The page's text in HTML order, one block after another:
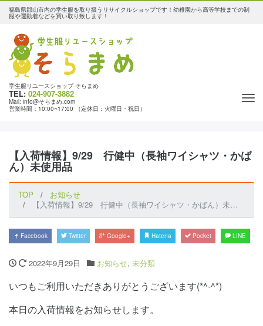
福島県郡山市内の学生服を取り扱うリサイクルショップです！幼稚園から高等学校までの制
服や運動着などを買い取り致します！
学生服リユースショップ そらまめ
TEL: 024-907-3882
Mail: info@そらまめ.com
営業時間：10:00~17:00 （定休日：火曜日・祝日）
【入荷情報】9/29 行健中（長袖ワイシャツ・かば
ん）未使用品
TOP
お知らせ
【入荷情報】9/29 行健中（長袖ワイシャツ・かばん）未使用品
Facebook Twitter Google+ Hatena Pocket LINE
2022年9月29日 お知らせ, 未分類
いつもご利用いただきありがとうございます(*^-^*)
本日の入荷情報をお知らせします。